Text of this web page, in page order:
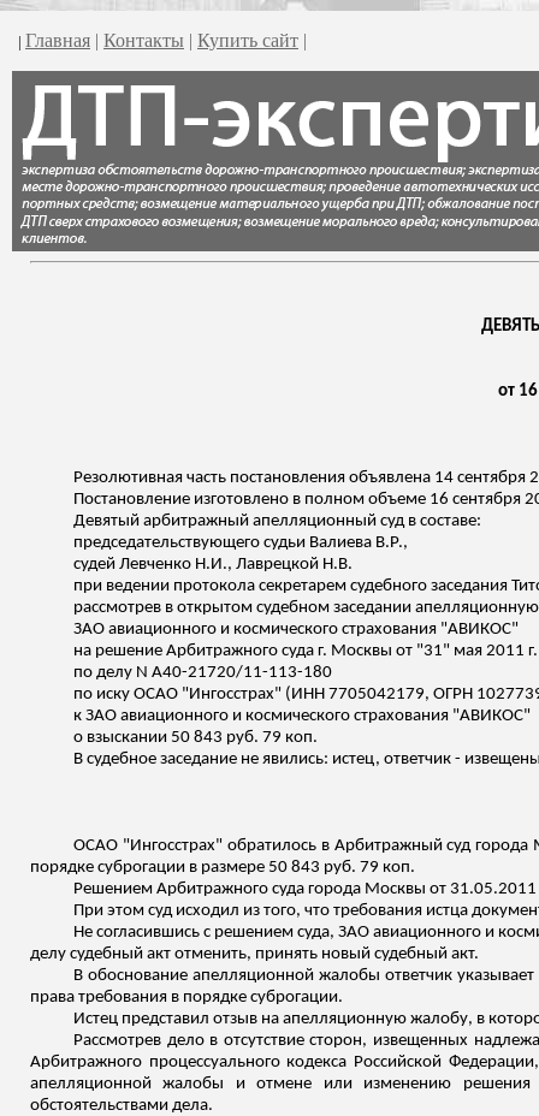
| Главная | Контакты | Купить сайт |
от
Резолютивная часть постановления объявлена 14 сентября
Постановление изготовлено в полном объеме 16 сентября
Девятый арбитражный апелляционный суд в составе:
председательствующего судьи Валиева В.Р.,
судей Левченко Н.И., Лаврецкой Н.В.
при ведении протокола секретарем судебного заседания
рассмотрев в открытом судебном заседании
ЗАО авиационного и космического страхования "АВИКОС"
на решение Арбитражного суда г. Москвы от "31" мая 2011 г.
по делу N А40-21720/11-113-180
по иску ОСАО "Ингосстрах" (ИНН 7705042179, ОГРН
к ЗАО авиационного и космического страхования "АВИКОС"
о взыскании 50 843 руб. 79 коп.
В судебное заседание не явились: истец, ответчик -
ОСАО "Ингосстрах" обратилось в Арбитражный суд
порядке суброгации в размере 50 843 руб. 79 коп.
Решением Арбитражного суда города Москвы от
При этом суд исходил из того, что требования истца
Не согласившись с решением суда, ЗАО авиационного и
делу судебный акт отменить, принять новый судебный акт.
В обоснование апелляционной жалобы ответчик
права требования в порядке суброгации.
Истец представил отзыв на апелляционную жалобу, в
Рассмотрев дело в отсутствие сторон, извещенных
Арбитражного процессуального кодекса Российской
апелляционной жалобы и отмене или изменению решения
обстоятельствами дела.